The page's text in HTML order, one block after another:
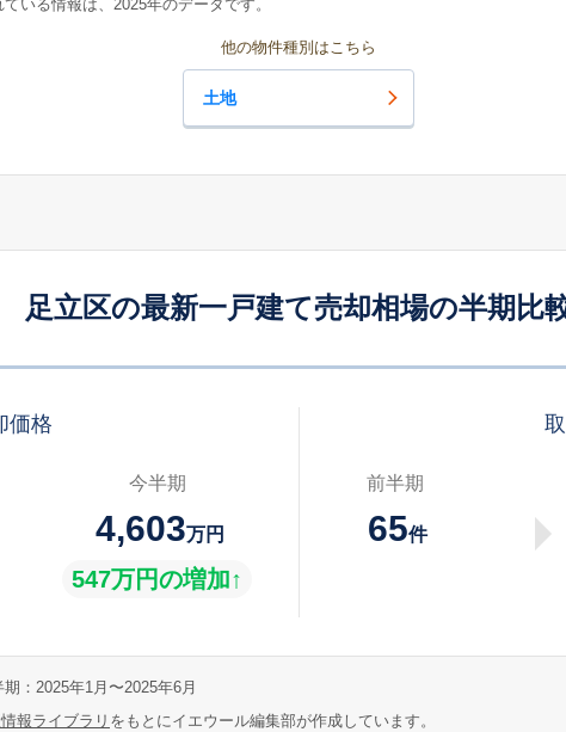
いる情報は、2025年のデータです。
他の物件種別はこちら
土地
足立区の最新一戸建て売却相場の半期比
価格
今半期
4,603万円
547万円の増加↑
前半期
65件
：2025年1月〜2025年6月
報ライブラリ をもとにイエウール編集部が作成しています。